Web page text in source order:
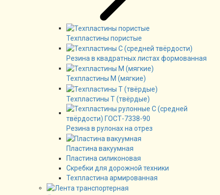
Техпластины пористые
Резина в квадратных листах формованная
Техпластины М (мягкие)
Техпластины Т (твёрдые)
Резина в рулонах на отрез
Пластина вакуумная
Пластина силиконовая
Скребки для дорожной техники
Техпластина армированная